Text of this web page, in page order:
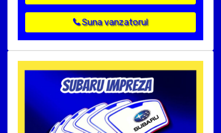
Suna vanzatorul